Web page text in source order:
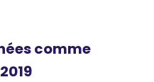
comme